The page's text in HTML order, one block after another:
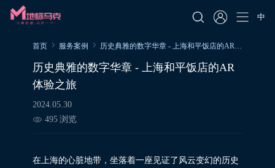
中
首页 服务案例 历史典雅的数字华章 - 上海和平饭店的AR体验之旅
历史典雅的数字华章 - 上海和平饭店的AR
体验之旅
2024.05.30
495 浏览
在上海的心脏地带，坐落着一座见证了风云变幻的历史